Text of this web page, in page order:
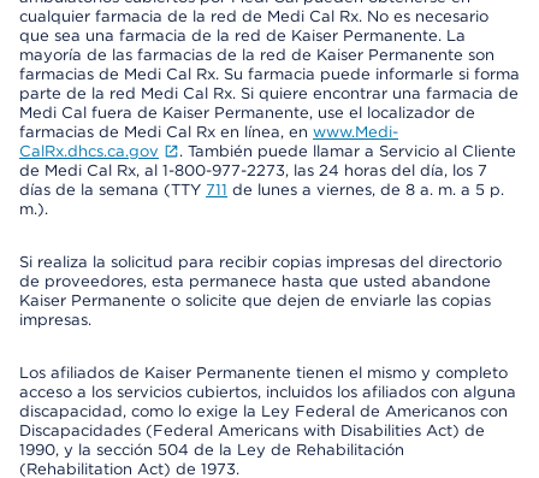
cualquier farmacia de la red de Medi Cal Rx. No es necesario
que sea una farmacia de la red de Kaiser Permanente. La
mayoría de las farmacias de la red de Kaiser Permanente son
farmacias de Medi Cal Rx. Su farmacia puede informarle si forma
parte de la red Medi Cal Rx. Si quiere encontrar una farmacia de
Medi Cal fuera de Kaiser Permanente, use el localizador de
farmacias de Medi Cal Rx en línea, en www.Medi-
CalRx.dhcs.ca.gov
. También puede llamar a Servicio al Cliente
de Medi Cal Rx, al 1-800-977-2273, las 24 horas del día, los 7
días de la semana (TTY 711 de lunes a viernes, de 8 a. m. a 5 p.
m.).
Si realiza la solicitud para recibir copias impresas del directorio
de proveedores, esta permanece hasta que usted abandone
Kaiser Permanente o solicite que dejen de enviarle las copias
impresas.
Los afiliados de Kaiser Permanente tienen el mismo y completo
acceso a los servicios cubiertos, incluidos los afiliados con alguna
discapacidad, como lo exige la Ley Federal de Americanos con
Discapacidades (Federal Americans with Disabilities Act) de
1990, y la sección 504 de la Ley de Rehabilitación
(Rehabilitation Act) de 1973.